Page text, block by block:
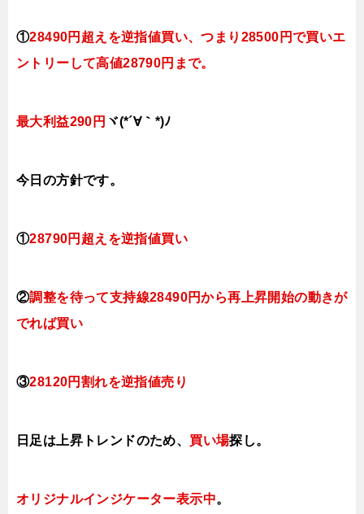
①28490円超えを逆指値買い、つまり28500円で買いエ
ントリーして高値28790円まで。
最大利益290円 ヾ(*´∀｀*)ﾉ
今日 の方針です。
①28790円超えを逆指値買い
②調整を待って支持線28490円から再上昇開始の動きが
でれば買い
③28120円割れを逆指値売り
日足は上昇トレンドのため、 買い場探し。
オリジナルインジケーター表示中。